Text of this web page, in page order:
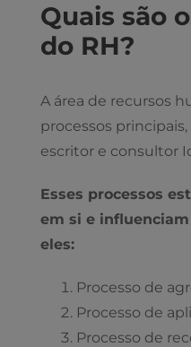
Quais são
do
A área de recursos
processos
escritor e consultor
Esses processos
em si e
eles:
Processo de
Processo de
Processo de